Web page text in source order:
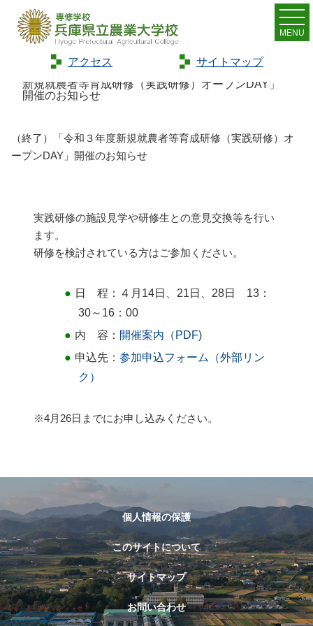
アクセス サイトマップ
MENU
Home> お知らせ>
（終了）「令和３年度
新規就農者等育成研修（実践研修）オープンDAY」
開催のお知らせ
（終了）「令和３年度新規就農者等育成研修（実践研修）オ
ープンDAY」開催のお知らせ
実践研修の施設見学や研修生との意見交換等を行い
ます。
研修を検討されている方はご参加ください。
日 程：４月14日、21日、28日 13：
30～16：00
内 容： 開催案内（PDF)
申込先： 参加申込フォーム（外部リン
ク）
※4月26日までにお申し込みください。
個人情報の保護
このサイトについて
サイトマップ
お問い合わせ